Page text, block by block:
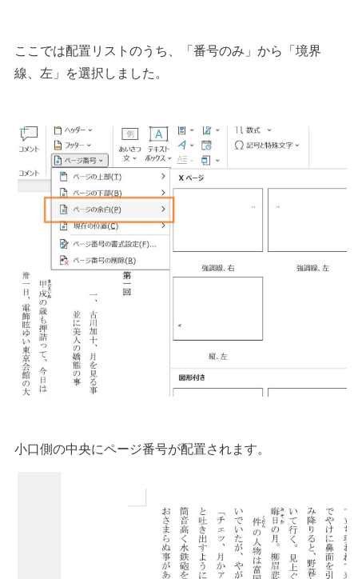
ここでは配置リストのうち、「番号のみ」から「境界
線、左」を選択しました。
小口側の中央にページ番号が配置されます。